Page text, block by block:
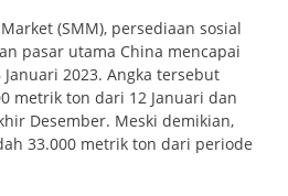
(SMM), persediaan sosial
pasar utama China mencapai
2023. Angka tersebut
metrik ton dari 12 Januari dan
Desember. Meski demikian,
33.000 metrik ton dari periode